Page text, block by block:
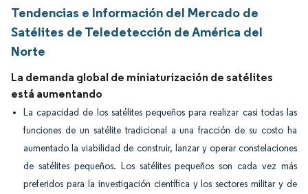
Tendencias e Información del Mercado de
Satélites de Teledetección de América del
Norte
La demanda global de miniaturización de satélites
está aumentando
La capacidad de los satélites pequeños para realizar casi todas las
funciones de un satélite tradicional a una fracción de su costo ha
aumentado la viabilidad de construir, lanzar y operar constelaciones
de satélites pequeños. Los satélites pequeños son cada vez más
preferidos para la investigación científica y los sectores militar y de